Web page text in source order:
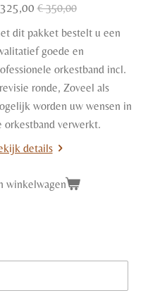
€ 350,00
dit pakket bestelt u een
goede en
orkestband incl.
ronde, Zoveel als
worden uw wensen in
orkestband verwerkt.
details
winkelwagen